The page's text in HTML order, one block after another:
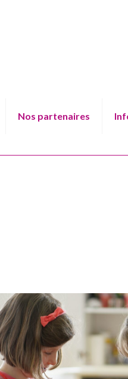
Nos partenaires